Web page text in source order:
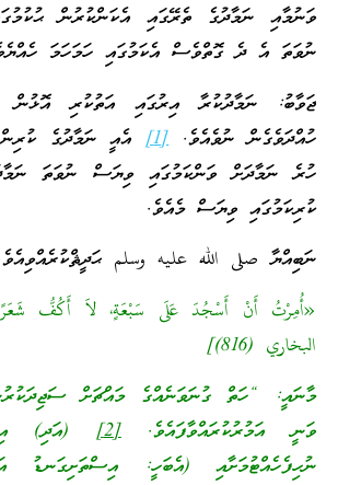
ވަނުމާއި ނަމާދުގެ ތެރޭގައި އެކަންކުރުން
ނުވަތަ އެ ދެ ގޮތްވެސް އެކަމުގައި ހަމަހަމަ
ޖަވާބު: ނަމާދުކުރާ އިރުގައި އަތުކުރި އޮޅުން
ހުއްދަވެގެން ނުވެއެވެ.[1] އެއީ ނަމާދުގެ
ހުރެ ނަމާދަށް ވަންކަމުގައި ވިޔަސް ނުވަތަ
ކުރިކަމުގައި ވިޔަސް މެއެވެ.
ނަބިއްޔާ صلى الله عليه وسلم
«أُمِرْتُ أَنْ أَسْجُدَ عَلَى سَبْعَةٍ، لاَ أَكُفُّ
البخاري (816)]
މާނައީ: “ހަތް ގުނަވަނެއްގެ މައްޗަށް
ވަނީ އަމުރުކުރައްވާފައެވެ.[2] (އަދި)
ނުހިފެހެއްޓުމަށާއި (އެބަހީ: އިސްތަށިގަނޑު